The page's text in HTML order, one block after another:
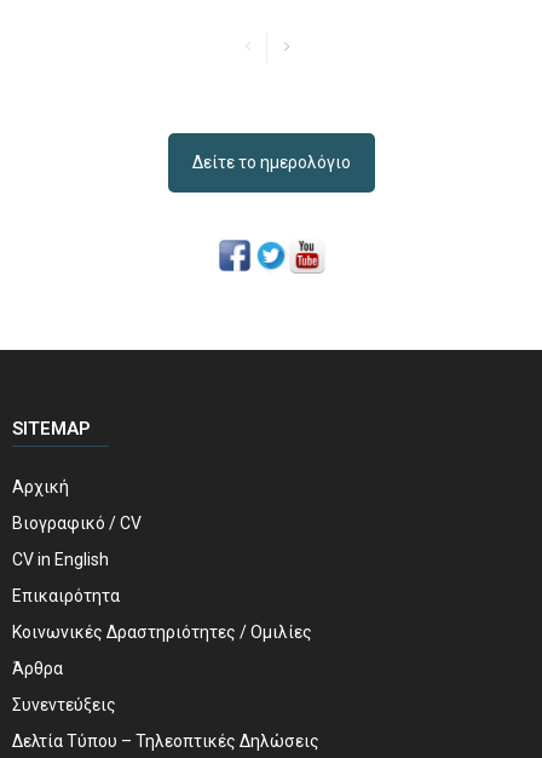
Δείτε το ημερολόγιο
SITEMAP
Αρχική
Βιογραφικό / CV
CV in English
Επικαιρότητα
Κοινωνικές Δραστηριότητες / Ομιλίες
Άρθρα
Συνεντεύξεις
Δελτία Τύπου – Τηλεοπτικές Δηλώσεις